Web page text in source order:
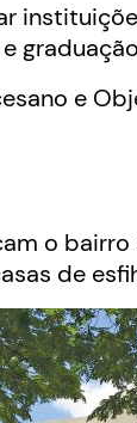
e
o
de